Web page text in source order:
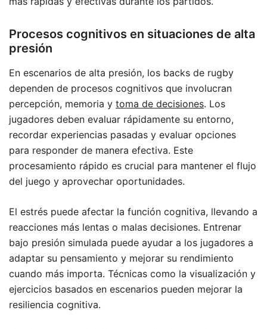
Procesos cognitivos en situaciones de alta
presión
En escenarios de alta presión, los backs de rugby
dependen de procesos cognitivos que involucran
percepción, memoria y toma de decisiones. Los
jugadores deben evaluar rápidamente su entorno,
recordar experiencias pasadas y evaluar opciones
para responder de manera efectiva. Este
procesamiento rápido es crucial para mantener el flujo
del juego y aprovechar oportunidades.
El estrés puede afectar la función cognitiva, llevando a
reacciones más lentas o malas decisiones. Entrenar
bajo presión simulada puede ayudar a los jugadores a
adaptar su pensamiento y mejorar su rendimiento
cuando más importa. Técnicas como la visualización y
ejercicios basados en escenarios pueden mejorar la
resiliencia cognitiva.